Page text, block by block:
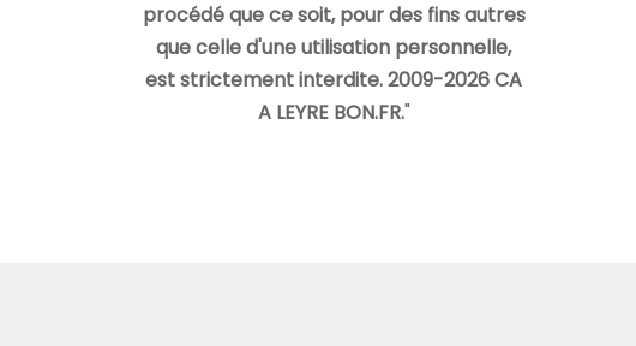
procédé que ce soit, pour des fins autres
que celle d'une utilisation personnelle,
est strictement interdite. 2009-2026 CA
A LEYRE BON.FR."